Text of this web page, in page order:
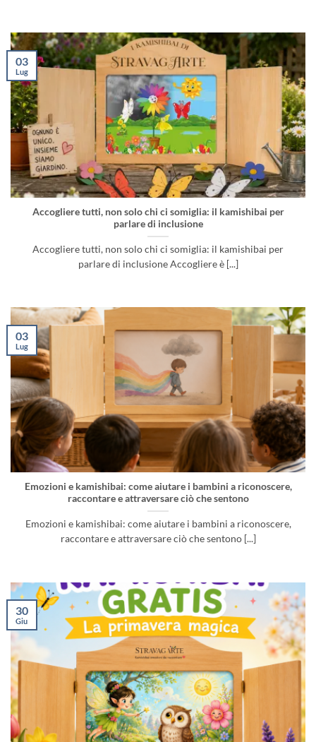
Accogliere tutti, non solo chi ci somiglia: il kamishibai per
parlare di inclusione
Accogliere tutti, non solo chi ci somiglia: il kamishibai per
parlare di inclusione Accogliere è [...]
03
Lug
Emozioni e kamishibai: come aiutare i bambini a riconoscere,
raccontare e attraversare ciò che sentono
Emozioni e kamishibai: come aiutare i bambini a riconoscere,
raccontare e attraversare ciò che sentono [...]
03
Lug
30
Giu